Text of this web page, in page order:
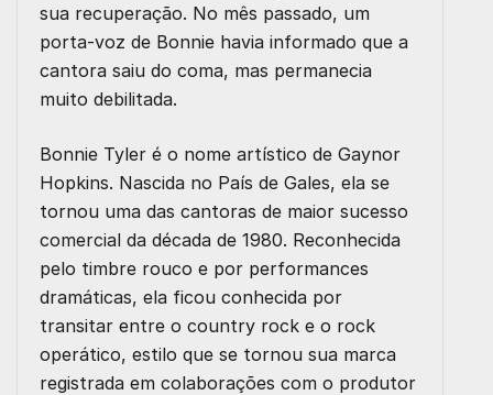
sua recuperação. No mês passado, um
porta-voz de Bonnie havia informado que a
cantora saiu do coma, mas permanecia
muito debilitada.
Bonnie Tyler é o nome artístico de Gaynor
Hopkins. Nascida no País de Gales, ela se
tornou uma das cantoras de maior sucesso
comercial da década de 1980. Reconhecida
pelo timbre rouco e por performances
dramáticas, ela ficou conhecida por
transitar entre o country rock e o rock
operático, estilo que se tornou sua marca
registrada em colaborações com o produtor